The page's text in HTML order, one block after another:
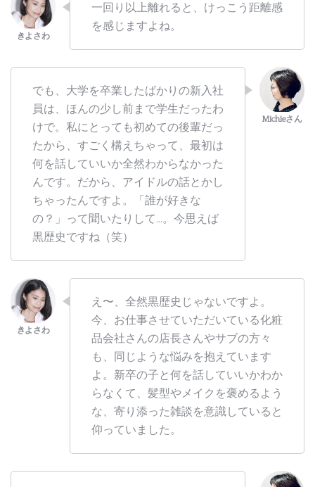
一回り以上離れると、けっこう距離感
を感じますよね。
でも、大学を卒業したばかりの新入社
員は、ほんの少し前まで学生だったわ
けで。私にとっても初めての後輩だっ
たから、すごく構えちゃって、最初は
何を話していいか全然わからなかった
んです。だから、アイドルの話とかし
ちゃったんですよ。「誰が好きな
の？」って聞いたりして…。今思えば
黒歴史ですね（笑）
え〜、全然黒歴史じゃないですよ。
今、お仕事させていただいている化粧
品会社さんの店長さんやサブの方々
も、同じような悩みを抱えています
よ。新卒の子と何を話していいかわか
らなくて、髪型やメイクを褒めるよう
な、寄り添った雑談を意識していると
仰っていました。